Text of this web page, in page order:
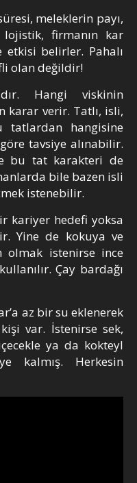
meleklerin payı,
firmanın kar
belirler. Pahalı
olan değildir!
Hangi viskinin
karar verir. Tatlı, isli,
tatlardan hangisine
tavsiye alınabilir.
bu tat karakteri de
bile bazen isli
istenebilir.
kariyer hedefi yoksa
Yine de kokuya ve
istenirse ince
Çay bardağı
az bir su eklenerek
var. İstenirse sek,
ya da kokteyl
kalmış. Herkesin